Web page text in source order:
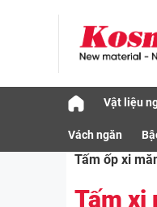
Vật liệu
Vách ngăn
Tấm ốp xi
Tấm xi